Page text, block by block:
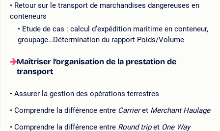
Retour sur le transport de marchandises dangereuses en
conteneurs
Etude de cas : calcul d’expédition maritime en conteneur,
groupage…Détermination du rapport Poids/Volume
Maîtriser l’organisation de la prestation de
transport
Assurer la gestion des opérations terrestres
Comprendre la différence entre Carrieret Merchant Haulage
Comprendre la différence entre Round tripet One Way